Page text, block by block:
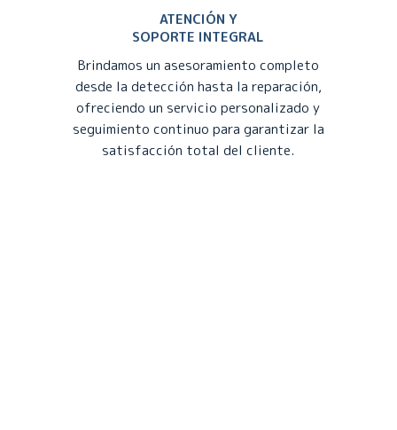
ATENCIÓN Y
SOPORTE INTEGRAL
Brindamos un asesoramiento completo
desde la detección hasta la reparación,
ofreciendo un servicio personalizado y
seguimiento continuo para garantizar la
satisfacción total del cliente.